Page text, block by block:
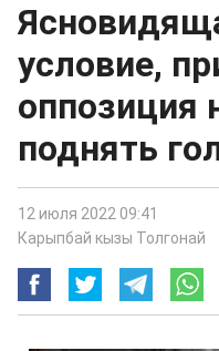
условие,
оппозиция
поднять
12 июля 2022 09:41
Карыпбай кызы Толгонай